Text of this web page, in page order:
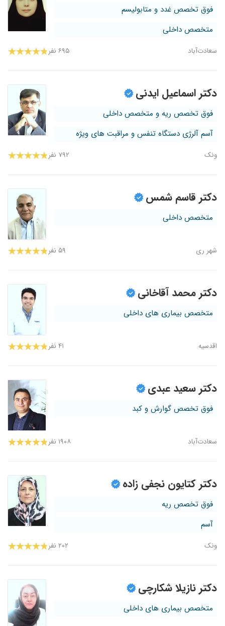
فوق تخصص غدد و متابولیسم
متخصص داخلی
سعادت‌آباد ۶۹۵ نفر
دکتر اسماعیل ایدنی
فوق تخصص ریه و متخصص داخلی
آسم آلرژی دستگاه تنفس و مراقبت های ویژه
ونک ۷۹۲ نفر
دکتر قاسم شمس
متخصص داخلی
شهر ری ۵۹ نفر
دکتر محمد آقاخانی
متخصص بیماری های داخلی
اقدسیه ۴۱ نفر
دکتر سعید عبدی
فوق تخصص گوارش و کبد
سعادت‌آباد ۱۹۰۸ نفر
دکتر کتایون نجفی زاده
فوق تخصص ریه
آسم
ونک ۲۰۲ نفر
دکتر نازیلا شکارچی
متخصص بیماری های داخلی